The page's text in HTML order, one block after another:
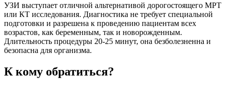
УЗИ выступает отличной альтернативой дорогостоящего МРТ
или КТ исследования. Диагностика не требует специальной
подготовки и разрешена к проведению пациентам всех
возрастов, как беременным, так и новорожденным.
Длительность процедуры 20-25 минут, она безболезненна и
безопасна для организма.
К кому обратиться?